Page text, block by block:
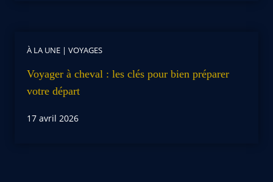
À LA UNE | VOYAGES
Voyager à cheval : les clés pour bien préparer
votre départ
17 avril 2026